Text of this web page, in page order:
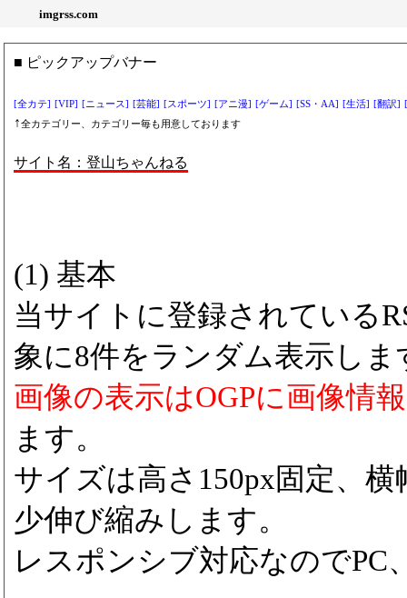
imgrss.com
■ ピックアップバナー
[全カテ] [VIP] [ニュース] [芸能] [スポーツ] [アニ漫] [ゲーム] [SS・AA] [生活] [翻訳]
↑全カテゴリー、カテゴリー毎も用意しております
サイト名：登山ちゃんねる
(1) 基本
当サイトに登録されている
象に8件をランダム表示しま
画像の表示はOGPに画像情
ます。
サイズは高さ150px固定、
少伸び縮みします。
レスポンシブ対応なので